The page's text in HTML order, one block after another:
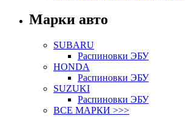
Марки авто
SUBARU
Распиновки ЭБУ
HONDA
Распиновки ЭБУ
SUZUKI
Распиновки ЭБУ
ВСЕ МАРКИ >>>